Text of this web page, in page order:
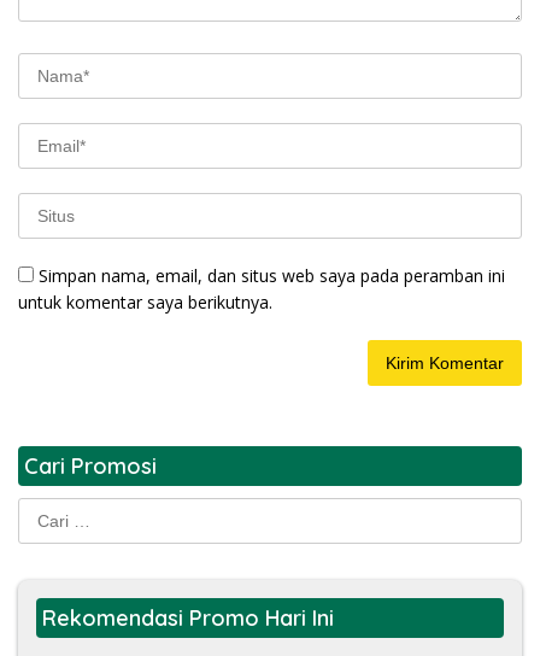
Simpan nama, email, dan situs web saya pada peramban ini
untuk komentar saya berikutnya.
Cari Promosi
Cari
untuk:
Rekomendasi Promo Hari Ini